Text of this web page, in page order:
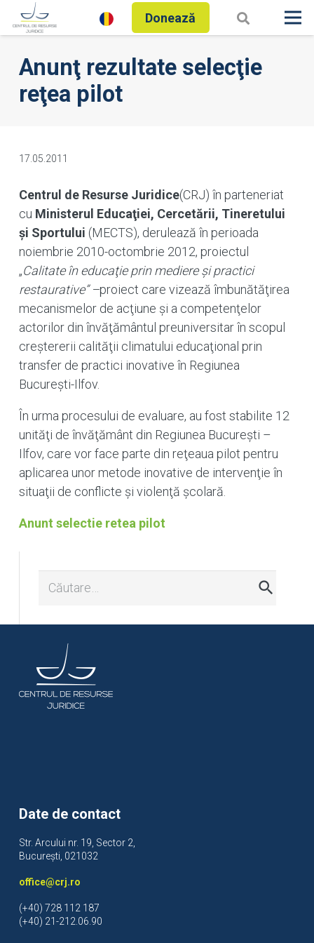
Donează
Anunţ rezultate selecţie
reţea pilot
17.05.2011
Centrul de Resurse Juridice(CRJ) în parteneriat
cu Ministerul Educaţiei, Cercetării, Tineretului
şi Sportului (MECTS), derulează în perioada
noiembrie 2010-octombrie 2012, proiectul
„Calitate în educaţie prin mediere şi practici
restaurative” –proiect care vizează îmbunătăţirea
mecanismelor de acţiune şi a competenţelor
actorilor din învăţământul preuniversitar în scopul
creştererii calităţii climatului educaţional prin
transfer de practici inovative în Regiunea
Bucureşti-Ilfov.
În urma procesului de evaluare, au fost stabilite 12
unităţi de învăţământ din Regiunea Bucureşti –
Ilfov, care vor face parte din reţeaua pilot pentru
aplicarea unor metode inovative de intervenţie în
situaţii de conflicte şi violenţă şcolară.
Anunt selectie retea pilot
Date de contact
Str. Arcului nr. 19, Sector 2,
București, 021032
office@crj.ro
(+40) 728 112 187
(+40) 21-212.06.90